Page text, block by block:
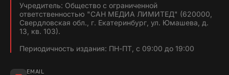
Учредитель: Общество с ограниченной
ответственностью "САН МЕДИА ЛИМИТЕД" (620000,
Свердловская обл., г. Екатеринбург, ул. Юмашева, д.
13, кв. 103).
Периодичность издания: ПН-ПТ, с 09:00 до 19:00
EMAIL